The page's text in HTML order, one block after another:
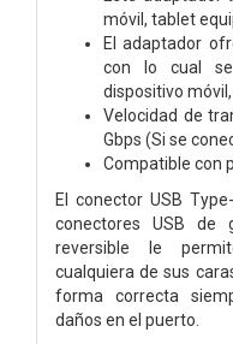
móvil, tablet
El adaptador
con lo cual
dispositivo
Velocidad de
Gbps (Si se
Compatible con
El conector USB
conectores USB de
reversible le
cualquiera de sus
forma correcta
daños en el puerto.